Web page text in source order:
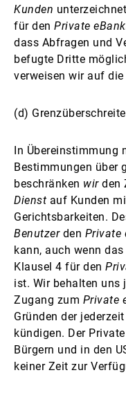
Kunden
für den Private
dass Abfragen und
befugte Dritte
verweisen wir auf
(d)
In Übereinstimmung
Bestimmungen über
beschränken wir den
Dienst auf Kunden
Gerichtsbarkeiten.
Benutzer den Private
kann, auch wenn
Klausel 4 für den
ist. Wir behalten uns
Zugang zum Private
Gründen der
kündigen. Der
Bürgern und in den
keiner Zeit zur